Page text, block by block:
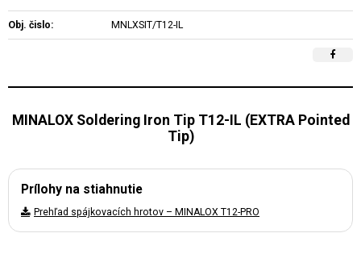
Obj. čislo: MNLXSIT/T12-IL
MINALOX Soldering Iron Tip T12-IL (EXTRA Pointed
Tip)
Prílohy na stiahnutie
Prehľad spájkovacích hrotov – MINALOX T12-PRO